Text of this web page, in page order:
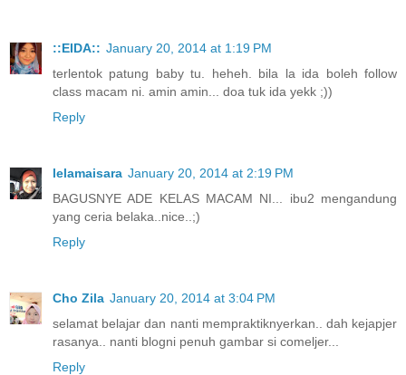
::EIDA:: January 20, 2014 at 1:19 PM
terlentok patung baby tu. heheh. bila la ida boleh follow
class macam ni. amin amin... doa tuk ida yekk ;))
Reply
lelamaisara January 20, 2014 at 2:19 PM
BAGUSNYE ADE KELAS MACAM NI... ibu2 mengandung
yang ceria belaka..nice..;)
Reply
Cho Zila January 20, 2014 at 3:04 PM
selamat belajar dan nanti mempraktiknyerkan.. dah kejapjer
rasanya.. nanti blogni penuh gambar si comeljer...
Reply